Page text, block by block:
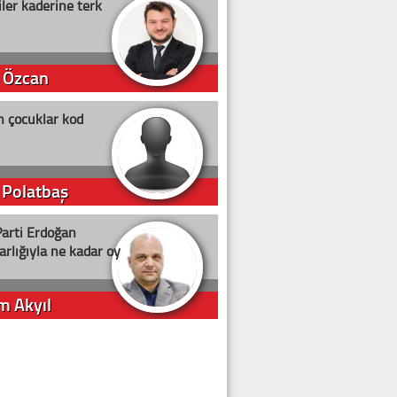
kaderine terk
çocuklar kod
Erdoğan
ne kadar oy
Akyıl